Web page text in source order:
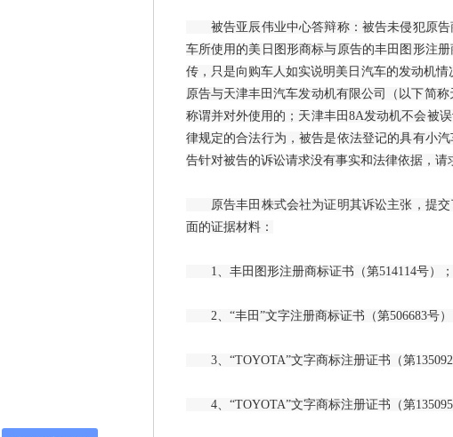
被告亚辰伟业中心答辩称：被告未侵犯原告
车所使用的美日图形商标与原告的丰田图形注
传，只是向购车人如实说明美日汽车的发动机
原告与天津丰田汽车发动机有限公司（以下简
称谓并对外使用的；天津丰田8A发动机不会被
律规定的合法行为，被告是依法登记的具有小
告针对被告的诉讼请求没有事实和法律依据，请
原告丰田株式会社为证明其诉讼主张，提交
面的证据材料：
1、丰田图形注册商标证书（第514114号）；
2、“丰田”文字注册商标证书（第506683号）
3、“TOYOTA”文字商标注册证书（第135092
4、“TOYOTA”文字商标注册证书（第135095